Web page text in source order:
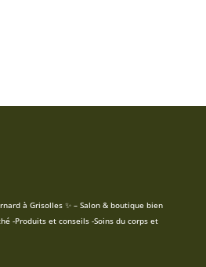
à Grisolles ✨ – Salon & boutique bien
-Produits et conseils -Soins du corps et